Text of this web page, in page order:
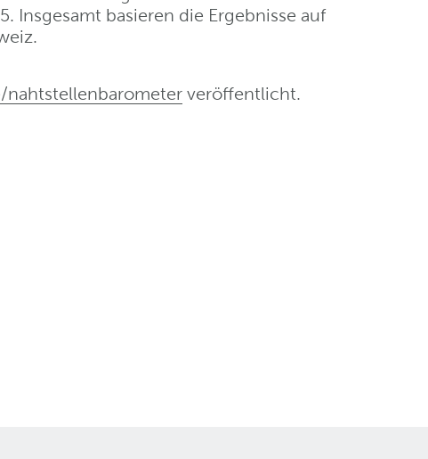
Insgesamt basieren die Ergebnisse auf
veröffentlicht.